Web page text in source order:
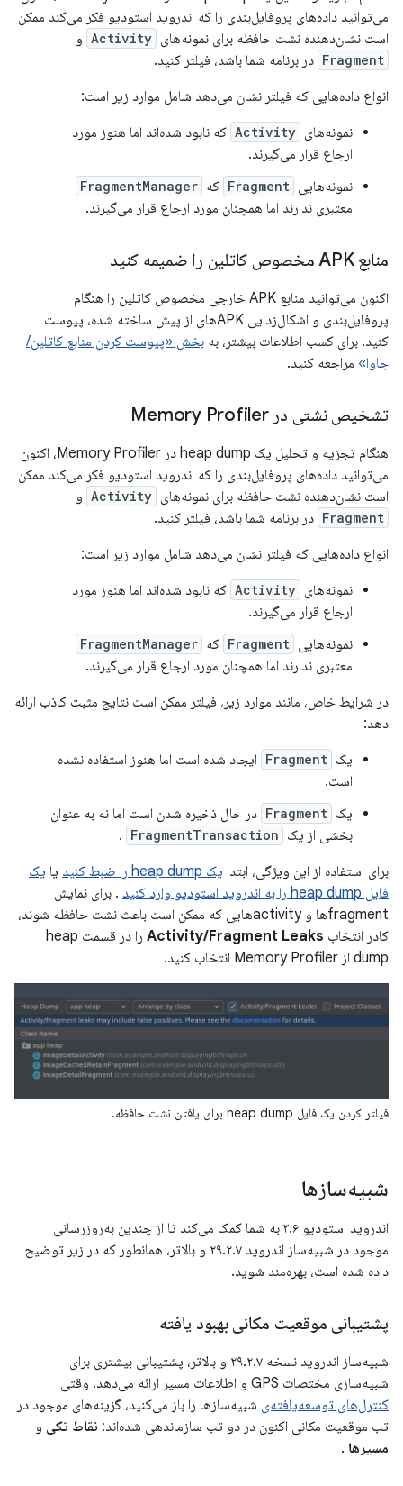
می‌توانید داده‌های پروفایل‌بندی را که اندروید استودیو فکر می‌کند ممکن
است نشان‌دهنده نشت حافظه برای نمونه‌های Activity و
Fragment در برنامه شما باشد، فیلتر کنید.
انواع داده‌هایی که فیلتر نشان می‌دهد شامل موارد زیر است:
نمونه‌های Activity که نابود شده‌اند اما هنوز مورد
ارجاع قرار می‌گیرند.
نمونه‌هایی Fragment که FragmentManager
معتبری ندارند اما همچنان مورد ارجاع قرار می‌گیرند.
منابع APK مخصوص کاتلین را ضمیمه کنید
اکنون می‌توانید منابع APK خارجی مخصوص کاتلین را هنگام
پروفایل‌بندی و اشکال‌زدایی APKهای از پیش ساخته شده، پیوست
کنید. برای کسب اطلاعات بیشتر، به بخش «پیوست کردن منابع کاتلین/
جاوا» مراجعه کنید.
تشخیص نشتی در Memory Profiler
هنگام تجزیه و تحلیل یک heap dump در Memory Profiler، اکنون
می‌توانید داده‌های پروفایل‌بندی را که اندروید استودیو فکر می‌کند ممکن
است نشان‌دهنده نشت حافظه برای نمونه‌های Activity و
Fragment در برنامه شما باشد، فیلتر کنید.
انواع داده‌هایی که فیلتر نشان می‌دهد شامل موارد زیر است:
نمونه‌های Activity که نابود شده‌اند اما هنوز مورد
ارجاع قرار می‌گیرند.
نمونه‌هایی Fragment که FragmentManager
معتبری ندارند اما همچنان مورد ارجاع قرار می‌گیرند.
در شرایط خاص، مانند موارد زیر، فیلتر ممکن است نتایج مثبت کاذب ارائه
دهد:
یک Fragment ایجاد شده است اما هنوز استفاده نشده
است.
یک Fragment در حال ذخیره شدن است اما نه به عنوان
بخشی از یک FragmentTransaction
.
برای استفاده از این ویژگی، ابتدا یک heap dump را ضبط کنید یا یک
فایل heap dump را به اندروید استودیو وارد کنید
. برای نمایش
fragmentها و activityهایی که ممکن است باعث نشت حافظه شوند،
کادر انتخاب Activity/Fragment Leaks
را در قسمت heap
dump از Memory Profiler انتخاب کنید.
فیلتر کردن یک فایل heap dump برای یافتن نشت حافظه.
شبیه‌سازها
اندروید استودیو ۳.۶ به شما کمک می‌کند تا از چندین به‌روزرسانی
موجود در شبیه‌ساز اندروید ۲۹.۲.۷ و بالاتر، همانطور که در زیر توضیح
داده شده است، بهره‌مند شوید.
پشتیبانی موقعیت مکانی بهبود یافته
شبیه‌ساز اندروید نسخه ۲۹.۲.۷ و بالاتر، پشتیبانی بیشتری برای
شبیه‌سازی مختصات GPS و اطلاعات مسیر ارائه می‌دهد. وقتی
کنترل‌های توسعه‌یافته‌ی شبیه‌سازها را باز می‌کنید، گزینه‌های موجود در
تب موقعیت مکانی اکنون در دو تب سازماندهی شده‌اند: نقاط تکی و
مسیرها .